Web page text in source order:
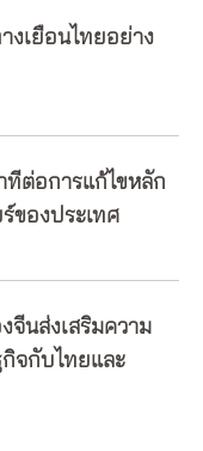
งเยือนไทยอย่าง
ต่อการแก้ไขหลัก
ของประเทศ
นส่งเสริมความ
จกับไทยและ